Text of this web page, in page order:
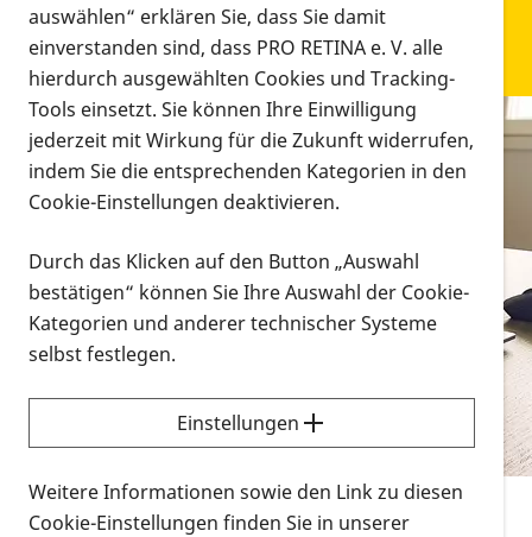
Infomaterial
Infomaterial
Vorlesen
Alle Infomaterialien in verschiedenen
Formaten an einem Ort
Sie möchten wissen, wie Sie nach Infonmaterial
suchen und dieses bestellen bzw. herunterladen
können? Schauen Sie sich dieErklärvideos zum
Thema Infomaterial auf der PRO RETINA-Website
für blinde und sehbehinderte Menschen an.
auswählen“ erklären Sie, dass Sie damit
einverstanden sind, dass PRO RETINA e. V. alle
hierdurch ausgewählten Cookies und Tracking-
Tools einsetzt. Sie können Ihre Einwilligung
jederzeit mit Wirkung für die Zukunft widerrufen,
indem Sie die entsprechenden Kategorien in den
Cookie-Einstellungen deaktivieren.
Durch das Klicken auf den Button „Auswahl
bestätigen“ können Sie Ihre Auswahl der Cookie-
Kategorien und anderer technischer Systeme
selbst festlegen.
Einstellungen
Weitere Informationen sowie den Link zu diesen
Cookie-Einstellungen finden Sie in unserer